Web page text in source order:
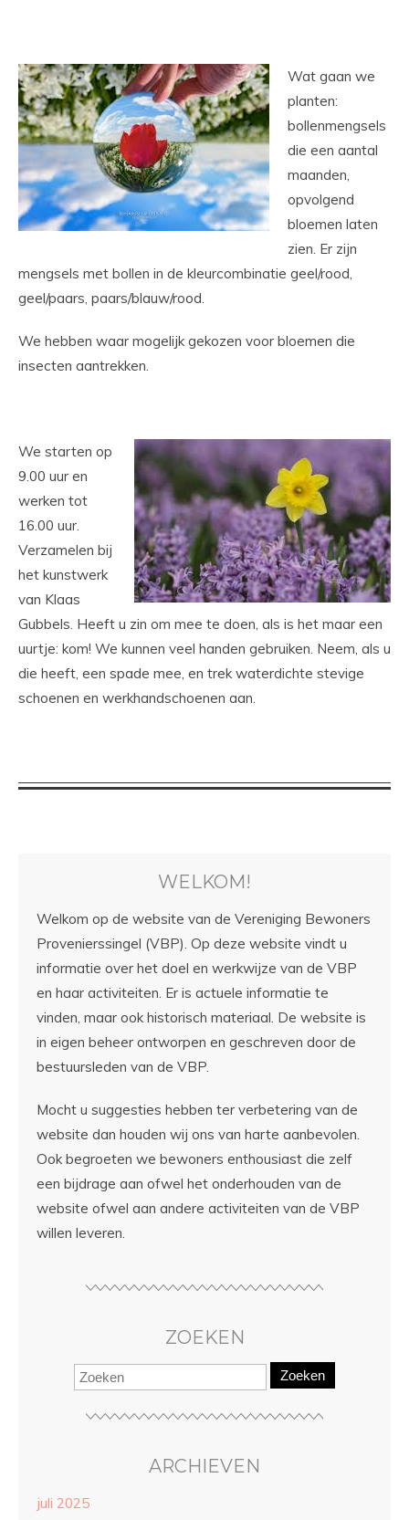
Wat gaan we
planten:
bollenmengsels
die een aantal
maanden,
opvolgend
bloemen laten
zien. Er zijn
mengsels met bollen in de kleurcombinatie geel/rood,
geel/paars, paars/blauw/rood.
We hebben waar mogelijk gekozen voor bloemen die
insecten aantrekken.
We starten op
9.00 uur en
werken tot
16.00 uur.
Verzamelen bij
het kunstwerk
van Klaas
Gubbels. Heeft u zin om mee te doen, als is het maar een
uurtje: kom! We kunnen veel handen gebruiken. Neem, als u
die heeft, een spade mee, en trek waterdichte stevige
schoenen en werkhandschoenen aan.
WELKOM!
Welkom op de website van de Vereniging Bewoners
Provenierssingel (VBP). Op deze website vindt u
informatie over het doel en werkwijze van de VBP
en haar activiteiten. Er is actuele informatie te
vinden, maar ook historisch materiaal. De website is
in eigen beheer ontworpen en geschreven door de
bestuursleden van de VBP.
Mocht u suggesties hebben ter verbetering van de
website dan houden wij ons van harte aanbevolen.
Ook begroeten we bewoners enthousiast die zelf
een bijdrage aan ofwel het onderhouden van de
website ofwel aan andere activiteiten van de VBP
willen leveren.
ZOEKEN
Zoeken
ARCHIEVEN
juli 2025